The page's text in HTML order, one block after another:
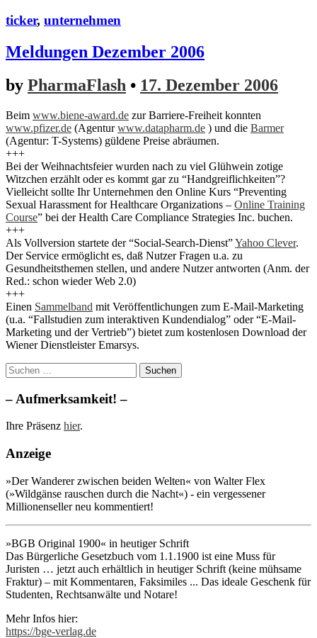
ticker, unternehmen
Meldungen Dezember 2006
by PharmaFlash • 17. Dezember 2006
Beim www.biene-award.de zur Barriere-Freiheit konnten
www.pfizer.de (Agenturwww.datapharm.de ) und die Barmer
(Agentur: T-Systems) güldene Preise abräumen.
+++
Bei der Weihnachtsfeier wurden nach zu viel Glühwein zotige
Witzchen erzählt oder es kommt gar zu “Handgreiflichkeiten”?
Vielleicht sollte Ihr Unternehmen den Online Kurs “Preventing
Sexual Harassment for Healthcare Organizations – Online Training
Course” bei der Health Care Compliance Strategies Inc. buchen.
+++
Als Vollversion startete der “Social-Search-Dienst”Yahoo Clever.
Der Service ermöglicht es, daß Nutzer Fragen u.a. zu
Gesundheitsthemen stellen, und andere Nutzer antworten (Anm. der
Red.: schon wieder Web 2.0)
+++
Einen Sammelband mit Veröffentlichungen zum E-Mail-Marketing
(u.a. “Fallstudien zum interaktiven Kundendialog” oder “E-Mail-
Marketing und der Vertrieb”) bietet zum kostenlosen Download der
Wiener Dienstleister Emarsys.
Suchen
nach:
– Aufmerksamkeit! –
Ihre Präsenz hier.
Anzeige
»Der Wanderer zwischen beiden Welten« von Walter Flex
(»Wildgänse rauschen durch die Nacht«) - ein vergessener
Millionenseller neu kommentiert!
»BGB Original 1900« in heutiger Schrift
Das Bürgerliche Gesetzbuch vom 1.1.1900 ist eine Muss für
Juristen … jetzt auch erhältlich in heutiger Schrift (keine mühsame
Fraktur) – mit Kommentaren, Faksimiles ... Das ideale Geschenk für
Studenten, Rechtsanwälte und Notare!
Mehr Infos hier:
https://bge-verlag.de